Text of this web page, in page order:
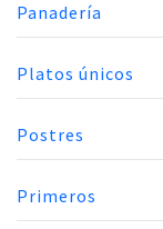
Panadería
Platos únicos
Postres
Primeros